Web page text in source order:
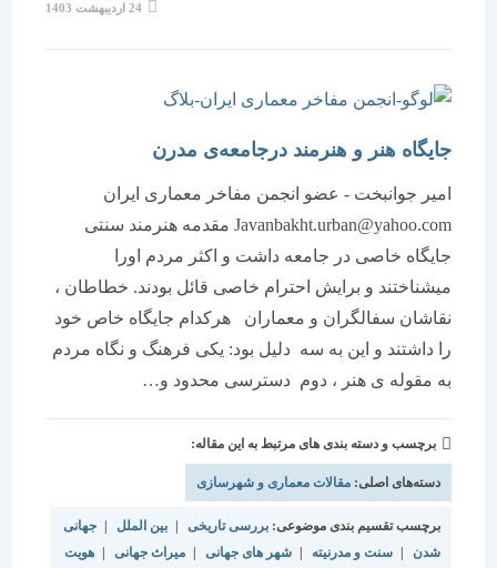
جایگاه هنر و هنرمند درجامعه‌ی مدرن
امیر جوانبخت - عضو انجمن مفاخر معماری ایران
Javanbakht.urban@yahoo.com مقدمه هنرمند سنتی
جایگاه خاصی در جامعه داشت و اکثر مردم اورا
میشناختند و برایش احترام خاصی قائل بودند. خطاطان ،
نقاشان سفالگران و معماران هرکدام جایگاه خاص خود
را داشتند و این به سه دلیل بود: یکی فرهنگ و نگاه مردم
به مقوله ی هنر ، دوم دسترسی محدود و…
برچسب و دسته بندی های مرتبط به این مقاله:
دسته‌های اصلی:مقالات معماری و شهرسازی
برچسب تقسیم بندی موضوعی:بررسی تاریخی | بین الملل |
جهانی
سنت و مدرنیته | شهر های جهانی | میراث جهانی | هویت